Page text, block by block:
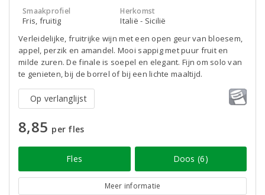
Smaakprofiel
Fris, fruitig
Herkomst
Italië - Sicilië
Verleidelijke, fruitrijke wijn met een open geur van bloesem,
appel, perzik en amandel. Mooi sappig met puur fruit en
milde zuren. De finale is soepel en elegant. Fijn om solo van
te genieten, bij de borrel of bij een lichte maaltijd.
Op verlanglijst
8,85 per fles
Fles Doos (6)
Meer informatie